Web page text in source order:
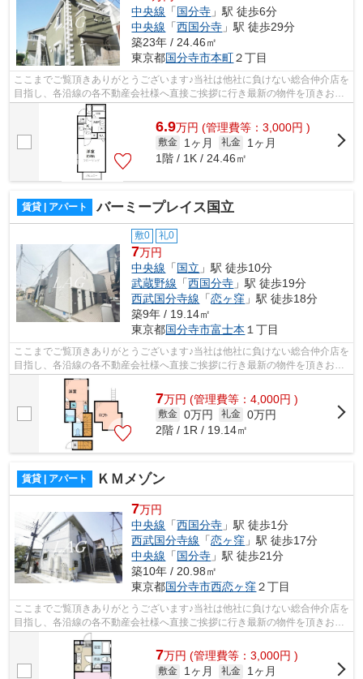
中央線 「国分寺 」駅 徒歩6分
中央線 「西国分寺 」駅 徒歩29分
築23年 / 24.46㎡
東京都国分寺市本町２丁目
ここまでご覧頂きありがとうございます♪当社は他社に負けない総合仲介店を
目指し、各沿線の各不動産会社様へ直接ご挨拶に行き最新の物件を頂きお客
様へ提供しております！最新の情報は...
6.9万円 (管理費等：3,000円 )
敷金 1ヶ月 礼金
1ヶ月
1階 / 1K / 24.46㎡
賃貸 | アパート バーミープレイス国立
敷0 礼0
7万円
中央線 「国立 」駅 徒歩10分
武蔵野線 「西国分寺 」駅 徒歩19分
西武国分寺線 「恋ヶ窪 」駅 徒歩18分
築9年 / 19.14㎡
東京都国分寺市富士本 １丁目
ここまでご覧頂きありがとうございます♪当社は他社に負けない総合仲介店を
目指し、各沿線の各不動産会社様へ直接ご挨拶に行き最新の物件を頂きお客
様へ提供しております！最新の情報は...
7万円 (管理費等：4,000円 )
敷金 0万円 礼金 0万円
2階 / 1R / 19.14㎡
賃貸 | アパート ＫＭメゾン
7万円
中央線 「西国分寺 」駅 徒歩1分
西武国分寺線 「恋ヶ窪 」駅 徒歩17分
中央線 「国分寺 」駅 徒歩21分
築10年 / 20.98㎡
東京都国分寺市西恋ヶ窪２丁目
ここまでご覧頂きありがとうございます♪当社は他社に負けない総合仲介店を
目指し、各沿線の各不動産会社様へ直接ご挨拶に行き最新の物件を頂きお客
様へ提供しております！最新の情報は...
7万円 (管理費等：3,000円 )
敷金 1ヶ月 礼金
1ヶ月